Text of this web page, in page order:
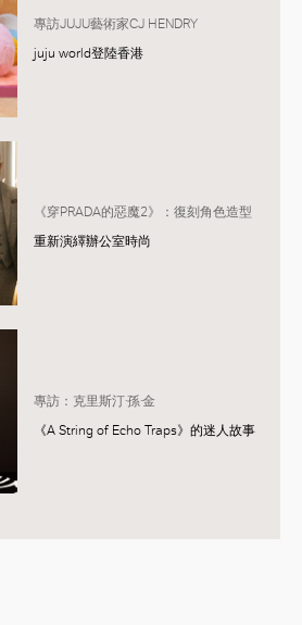
專訪JUJU藝術家CJ HENDRY
juju world登陸香港
《穿PRADA的惡魔2》：復刻角色造型
重新演繹辦公室時尚
專訪：克里斯汀·孫·金
《A String of Echo Traps》的迷人故事